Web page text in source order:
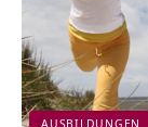
AUSBILDUNGEN